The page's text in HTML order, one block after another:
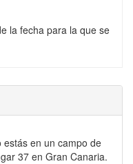
estás en un campo de
37 en Gran Canaria.
la fecha para la que se